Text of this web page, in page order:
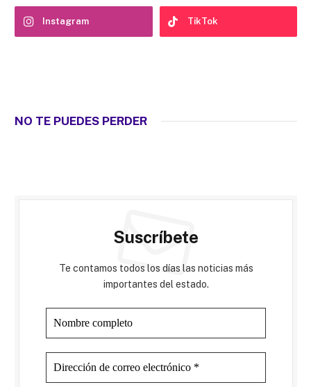
Instagram TikTok
NO TE PUEDES PERDER
Suscríbete
Te contamos todos los días las noticias más
importantes del estado.